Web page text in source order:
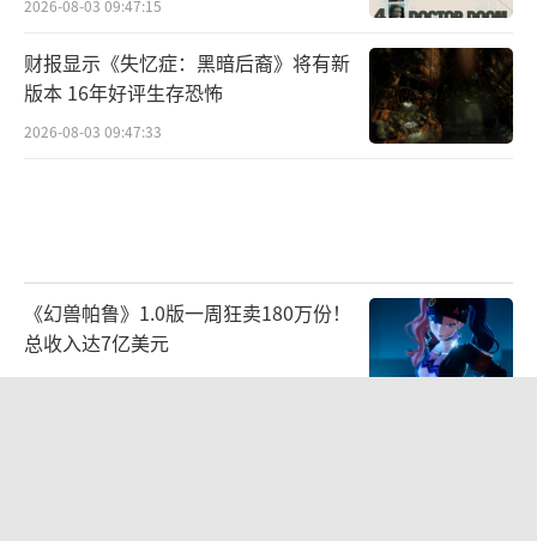
2026-08-03 09:47:15
财报显示《失忆症：黑暗后裔》将有新
版本 16年好评生存恐怖
2026-08-03 09:47:33
《幻兽帕鲁》1.0版一周狂卖180万份！
总收入达7亿美元
2026-07-22 10:34:34